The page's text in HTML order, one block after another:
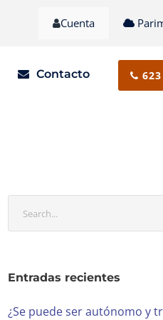
Cuenta
Contacto
Entradas recientes
¿Se puede ser autónomo y